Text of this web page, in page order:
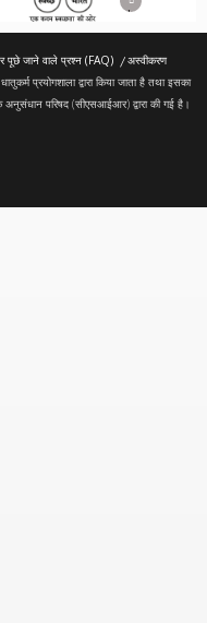
Next
पूछे जाने वाले प्रश्न (FAQ)
अस्वीकरण
प्रयोगशाला द्वारा किया जाता है तथा इसका
अनुसंधान परिषद (सीएसआईआर) द्वारा की गई है।